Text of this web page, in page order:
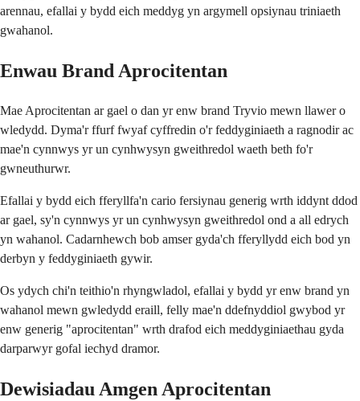
arennau, efallai y bydd eich meddyg yn argymell opsiynau triniaeth
gwahanol.
Enwau Brand Aprocitentan
Mae Aprocitentan ar gael o dan yr enw brand Tryvio mewn llawer o
wledydd. Dyma'r ffurf fwyaf cyffredin o'r feddyginiaeth a ragnodir ac
mae'n cynnwys yr un cynhwysyn gweithredol waeth beth fo'r
gwneuthurwr.
Efallai y bydd eich fferyllfa'n cario fersiynau generig wrth iddynt ddod
ar gael, sy'n cynnwys yr un cynhwysyn gweithredol ond a all edrych
yn wahanol. Cadarnhewch bob amser gyda'ch fferyllydd eich bod yn
derbyn y feddyginiaeth gywir.
Os ydych chi'n teithio'n rhyngwladol, efallai y bydd yr enw brand yn
wahanol mewn gwledydd eraill, felly mae'n ddefnyddiol gwybod yr
enw generig "aprocitentan" wrth drafod eich meddyginiaethau gyda
darparwyr gofal iechyd dramor.
Dewisiadau Amgen Aprocitentan